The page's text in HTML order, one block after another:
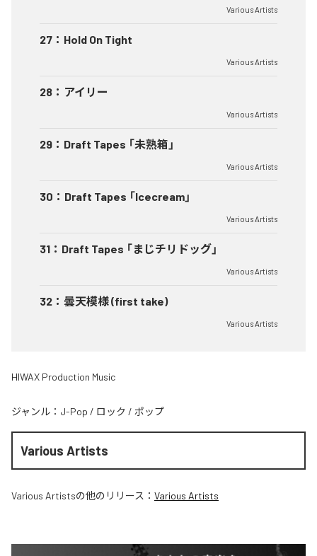
Various Artists
27 ： Hold On Tight
Various Artists
28 ： アイリー
Various Artists
29 ： Draft Tapes 「未熟箱」
Various Artists
30 ： Draft Tapes 「Icecream」
Various Artists
31 ： Draft Tapes 「まじチリドッグ」
Various Artists
32 ： 曇天模様 (first take)
Various Artists
HIWAX Production Music
ジャンル： J-Pop / ロック / ポップ
Various Artists
Various Artistsの他のリリース： Various Artists